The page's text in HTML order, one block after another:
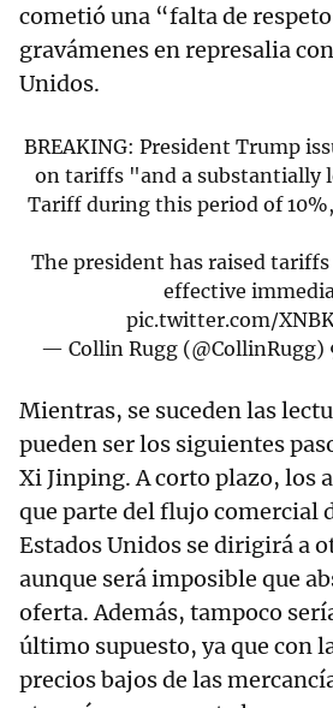
cometió una “falta de
gravámenes en represalia
Unidos.
BREAKING: President Trump
on tariffs "and a substantially
Tariff during this period of
The president has raised
effective
pic.twitter.com/
— Collin Rugg (@CollinRugg)
Mientras, se suceden las
pueden ser los siguientes
Xi Jinping. A corto plazo, los
que parte del flujo comercial
Estados Unidos se dirigirá a
aunque será imposible que
oferta. Además, tampoco
último supuesto, ya que con
precios bajos de las